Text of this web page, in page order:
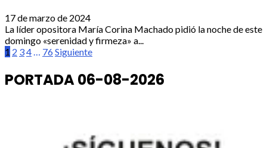
17 de marzo de 2024
La líder opositora María Corina Machado pidió la noche de este
domingo «serenidad y firmeza» a...
Paginación
de
1 2 34 76Siguiente
PORTADA 06-08-2026